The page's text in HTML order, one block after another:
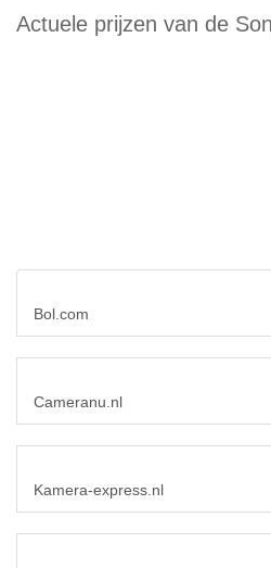
Actuele prijzen van de
Bol.com
Cameranu.nl
Kamera-express.nl